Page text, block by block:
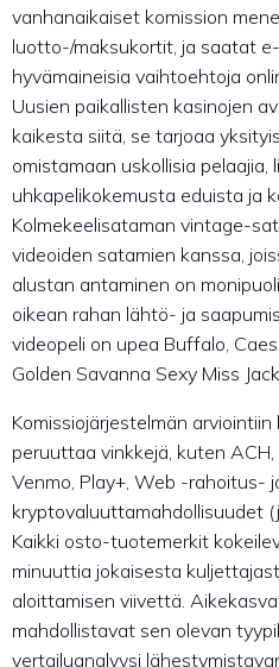
vanhanaikaiset komission
luotto-/maksukortit, ja saatat
hyvämaineisia vaihtoehtoja
Uusien paikallisten kasinojen
kaikesta siitä, se tarjoaa
omistamaan uskollisia pelaajia,
uhkapelikokemusta eduista ja
Kolmekeelisataman vintage-
videoiden satamien kanssa,
alustan antaminen on
oikean rahan lähtö- ja
videopeli on upea Buffalo,
Golden Savanna Sexy Miss
Komissiojärjestelmän
peruuttaa vinkkejä, kuten ACH,
Venmo, Play+, Web -rahoitus-
kryptovaluuttamahdollisuudet
Kaikki osto-tuotemerkit
minuuttia jokaisesta
aloittamisen viivettä.
mahdollistavat sen olevan
vertailuanalyysi